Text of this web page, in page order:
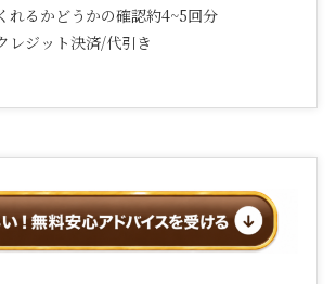
れるかどうかの確認約4~5回分
レジット決済/代引き